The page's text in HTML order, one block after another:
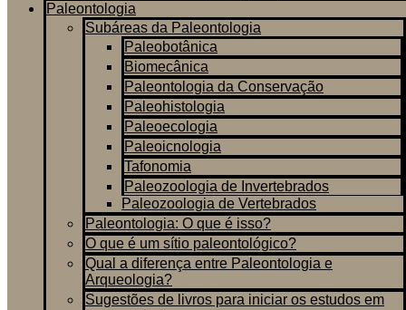
Paleontologia
Subáreas da Paleontologia
Paleobotânica
Biomecânica
Paleontologia da Conservação
Paleohistologia
Paleoecologia
Paleoicnologia
Tafonomia
Paleozoologia de Invertebrados
Paleozoologia de Vertebrados
Paleontologia: O que é isso?
O que é um sítio paleontológico?
Qual a diferença entre Paleontologia e
Arqueologia?
Sugestões de livros para iniciar os estudos em